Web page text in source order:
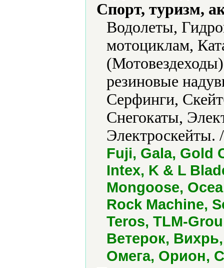
Спорт, туризм,
Водолеты,
мотоциклам,
резиновые
Серфинги,
Снегокаты,
Электроскейты.
Fuji, Gala, Gold
Intex, K & L
Mongoose,
Rock Machine,
Teros, TLM-
Ветерок,
Омега, Орион,